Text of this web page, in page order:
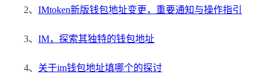
2、 IMtoken新版钱包地址变更，重要通知与操作指引
3、 IM，探索其独特的钱包地址
4、 关于im钱包地址填哪个的探讨